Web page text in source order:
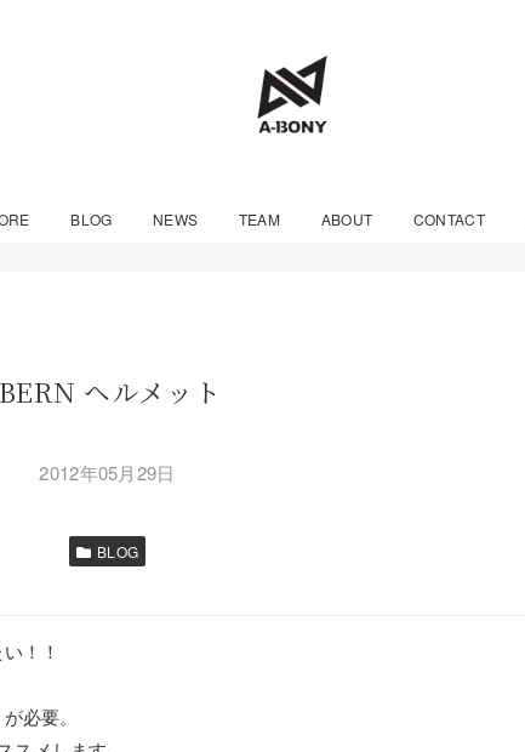
BLOG NEWS TEAM ABOUT CONTACT
BERN ヘルメット
2012年05月29日
BLOG
！！
必要。